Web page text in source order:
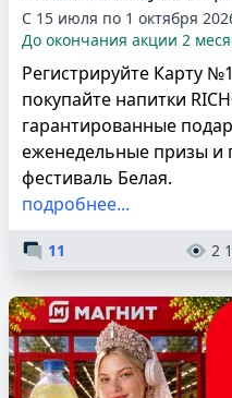
С 15 июля по 1 октября
До окончания акции 2
Регистрируйте Карту
покупайте напитки
гарантированные
еженедельные призы и
фестиваль Белая.
подробнее...
11 2